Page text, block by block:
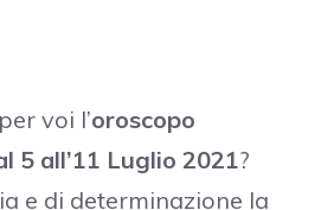
voi l’oroscopo
5 all’11 Luglio 2021?
e di determinazione la